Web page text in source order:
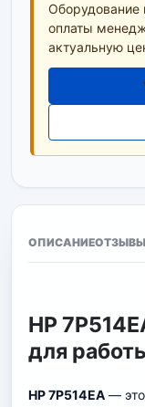
Оборудование
оплаты
актуальную
ОПИСАНИЕ
HP
для
HP 7P514EA— это